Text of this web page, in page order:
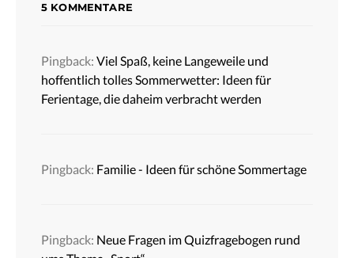
5 KOMMENTARE
Pingback: Viel Spaß, keine Langeweile und
hoffentlich tolles Sommerwetter: Ideen für
Ferientage, die daheim verbracht werden
Pingback: Familie - Ideen für schöne Sommertage
Pingback: Neue Fragen im Quizfragebogen rund